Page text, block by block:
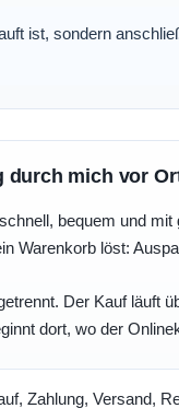
ist, sondern
durch mich vor
bequem und
Warenkorb löst:
Der Kauf läuft
dort, wo der
Zahlung, Versand,